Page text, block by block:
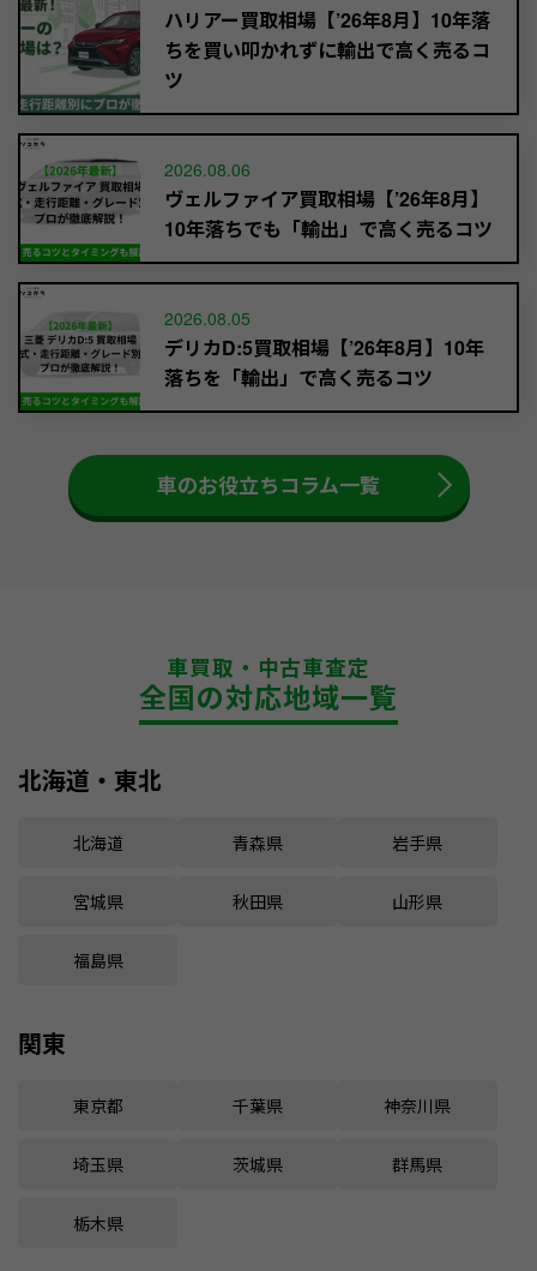
ハリアー買取相場【’26年8月】10年落
ちを買い叩かれずに輸出で高く売るコ
ツ
2026.08.06
ヴェルファイア買取相場【’26年8月】
10年落ちでも「輸出」で高く売るコツ
2026.08.05
デリカD:5買取相場【’26年8月】10年
落ちを「輸出」で高く売るコツ
車のお役立ちコラム一覧
車買取・中古車査定
全国の対応地域一覧
北海道・東北
北海道 青森県 岩手県
宮城県 秋田県 山形県
福島県
関東
東京都 千葉県 神奈川県
埼玉県 茨城県 群馬県
栃木県